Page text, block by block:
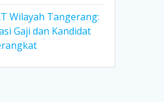
Wilayah Tangerang:
Gaji dan Kandidat